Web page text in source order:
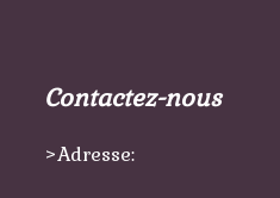
Contactez-nous
>Adresse: